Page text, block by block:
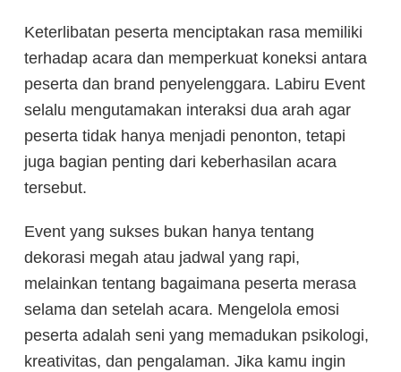
Keterlibatan peserta menciptakan rasa memiliki
terhadap acara dan memperkuat koneksi antara
peserta dan brand penyelenggara. Labiru Event
selalu mengutamakan interaksi dua arah agar
peserta tidak hanya menjadi penonton, tetapi
juga bagian penting dari keberhasilan acara
tersebut.
Event yang sukses bukan hanya tentang
dekorasi megah atau jadwal yang rapi,
melainkan tentang bagaimana peserta merasa
selama dan setelah acara. Mengelola emosi
peserta adalah seni yang memadukan psikologi,
kreativitas, dan pengalaman. Jika kamu ingin